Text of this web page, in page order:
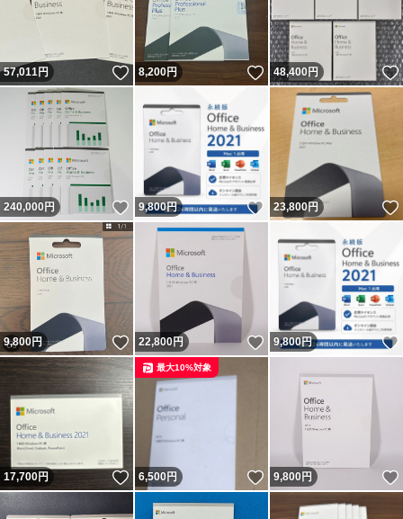
57,011円 いいね！
8,200円 いいね！
48,400円
240,000円 いいね！
9,800円 いいね！
23,800円
9,800円 いいね！
22,800円 いいね！
9,800円
17,700円 いいね！
6,500円 いいね！
最大10%対象
9,800円